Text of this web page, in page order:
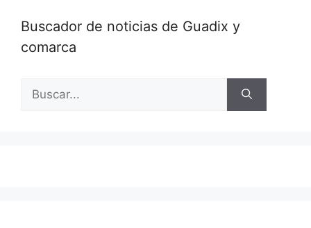
Buscador de noticias de Guadix y
comarca
Buscar: